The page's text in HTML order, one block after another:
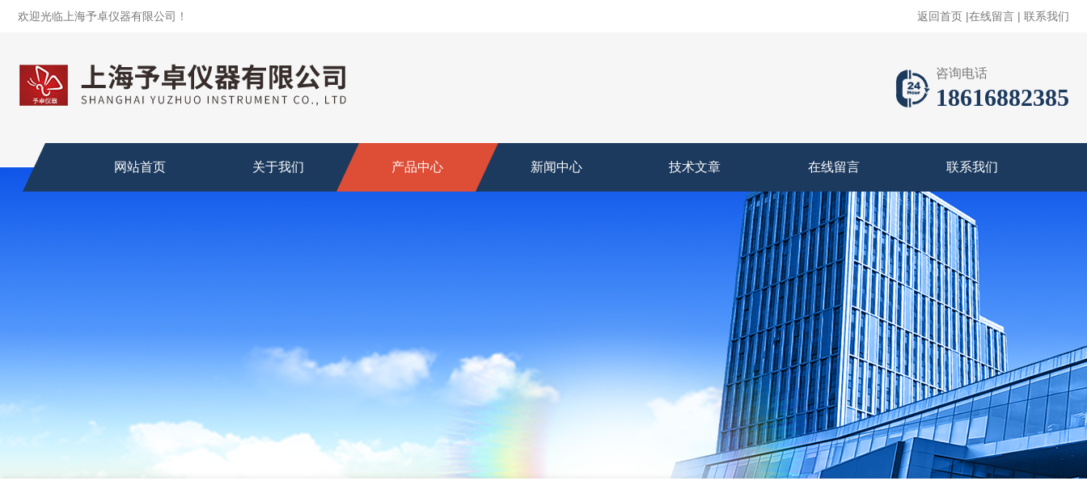
欢迎光临上海予卓仪器有限公司！ 返回首页 |在线留言 | 联系我们
咨询电话
18616882385
网站首页 关于我们 产品中心 新闻中心 技术文章 在线留言 联系我们